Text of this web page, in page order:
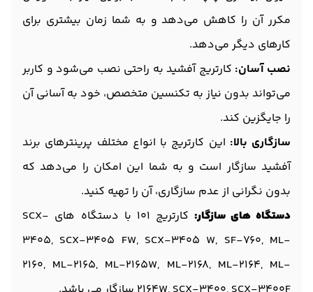
مکرر آن را کاهش می‌دهد و به شما زمان بیشتری برای
کارهای دیگر می‌دهد.
نصب آسان: کارتریج آفشید به راحتی نصب می‌شود و کاربر
می‌تواند بدون نیاز به تکنسین متخصص، خود به آسانی آن
را جایگزین کند.
سازگاری بالا: این کارتریج با انواع مختلف پرینترهای برند
آفشید سازگار است و به شما این امکان را می‌دهد که
بدون نگرانی از عدم سازگاری، آن را تهیه کنید.
دستگاه های سازگار:
کارتریج 101 با دستگاه های SCX-
3405, SCX-3405 FW, SCX-3405 W, SF-760, ML-
2160, ML-2165, ML-2165W, ML-2168, ML-2164, ML-